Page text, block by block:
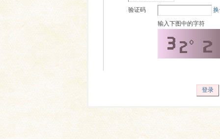
验证码
输入下图中的字符
登录